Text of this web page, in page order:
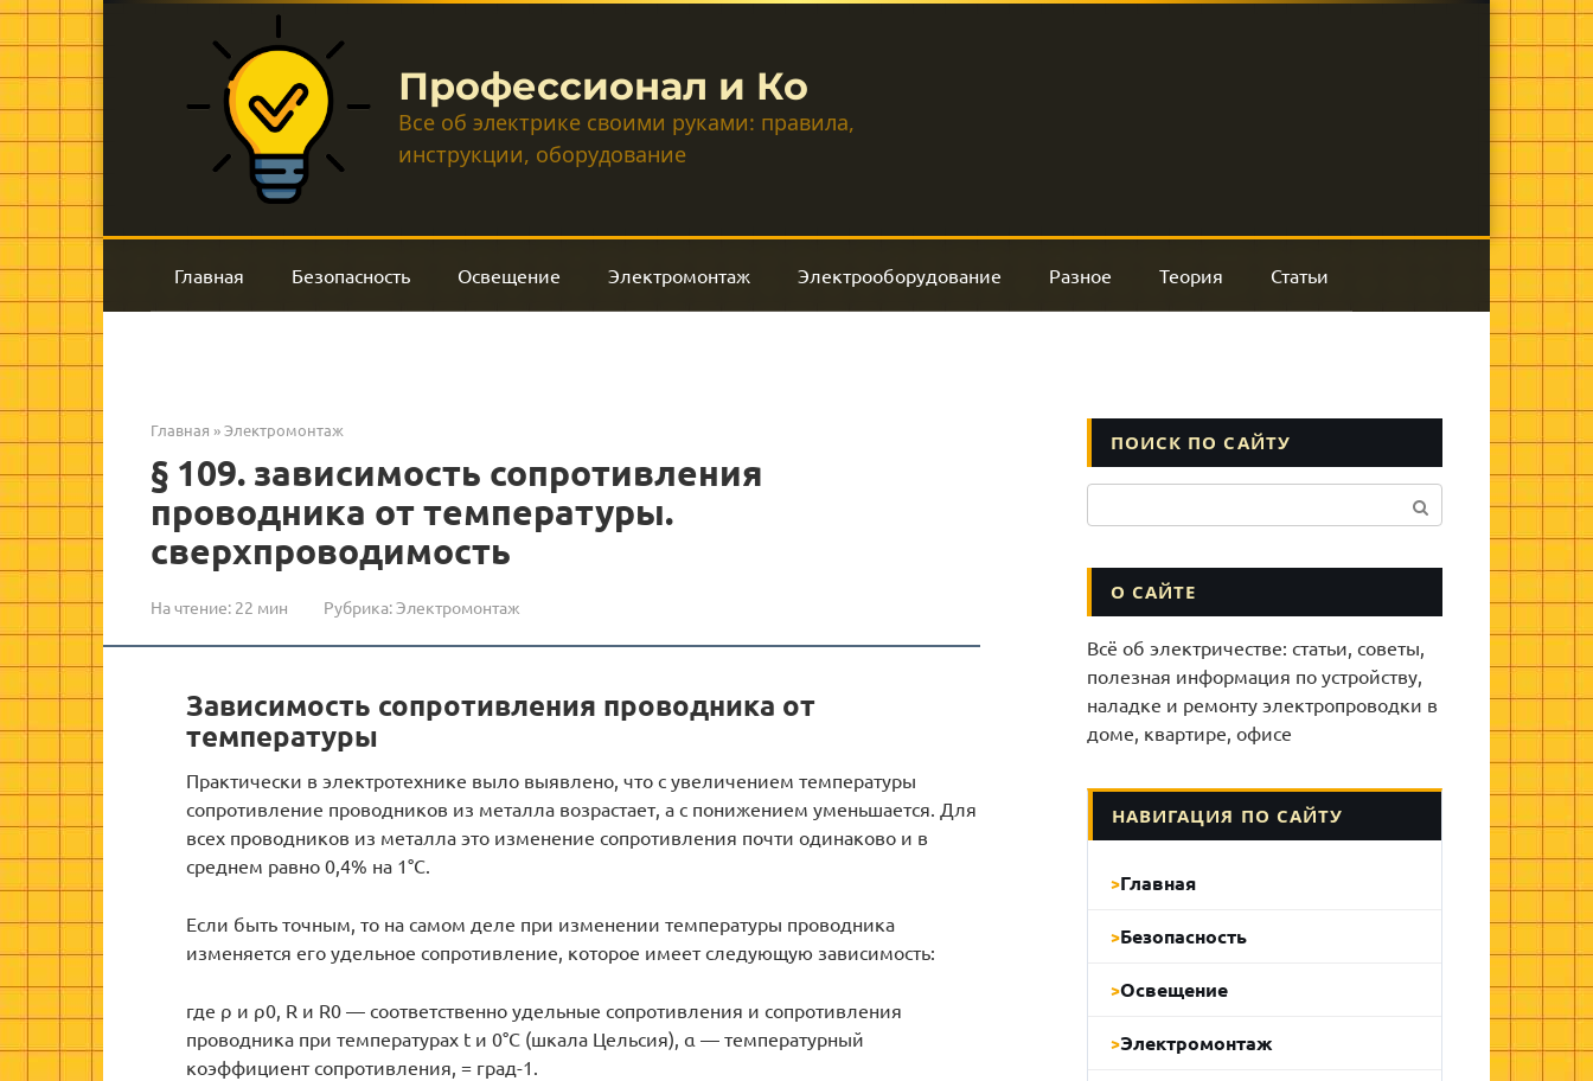
Перейти
к
контенту
Профессионал и Ко
Все об электрике своими руками: правила,
инструкции, оборудование
Главная Безопасность Освещение Электромонтаж Электрооборудование Разное Теория Статьи
Главная »Электромонтаж
§ 109. зависимость сопротивления
проводника от температуры.
сверхпроводимость
На чтение: 22 мин Рубрика:Электромонтаж
Зависимость сопротивления проводника от
температуры
Практически в электротехнике выло выявлено, что с увеличением температуры
сопротивление проводников из металла возрастает, а с понижением уменьшается. Для
всех проводников из металла это изменение сопротивления почти одинаково и в
среднем равно 0,4% на 1°С.
Если быть точным, то на самом деле при изменении температуры проводника
изменяется его удельное сопротивление, которое имеет следующую зависимость:
где ρ и ρ0, R и R0 — соответственно удельные сопротивления и сопротивления
проводника при температурах t и 0°С (шкала Цельсия), α — температурный
коэффициент сопротивления, = град-1.
ПОИСК ПО САЙТУ
О САЙТЕ
Всё об электричестве: статьи, советы,
полезная информация по устройству,
наладке и ремонту электропроводки в
доме, квартире, офисе
НАВИГАЦИЯ ПО САЙТУ
Главная
Безопасность
Освещение
Электромонтаж